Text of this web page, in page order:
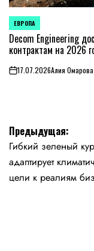
ОПУБЛИКОВАНО
В
ЕВРОПА
Decom Engineering
контрактам на 2026
on17.07.2026Алия Омарова
Навигация
по
записям
Предыдущая:
Гибкий зеленый
адаптирует
цели к реалиям